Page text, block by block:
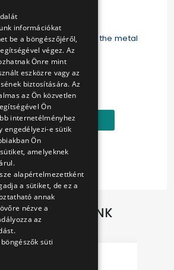
mobile phones etc. on the metal
Kosárba
AJÁNLATAINK
információkat
be a böngészőjéről,
végez. Az
Önre mint
eszközre vagy az
biztosítására. Az
az Ön közvetlen
Ön
internetélményhez
engedélyezi-e sütik
Ön
amelyeknek
alapértelmezettként
a sütiket, de ez a
annak
nézve a
az
süti